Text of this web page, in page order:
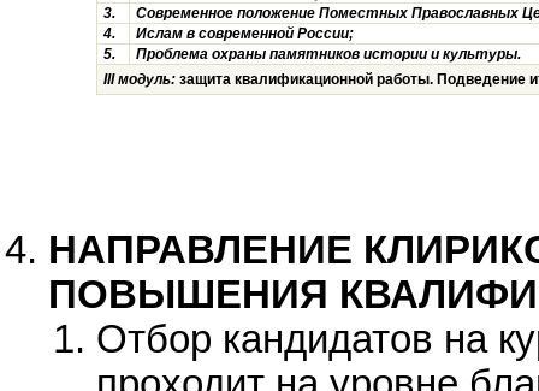
3.
Современное положение Поместных Православных
4.
Ислам в современной России;
5.
Проблема охраны памятников истории и культуры.
III модуль: защита квалификационной работы. Подведение
НАПРАВЛЕНИЕ
ПОВЫШЕНИЯ
Отбор кандидатов на